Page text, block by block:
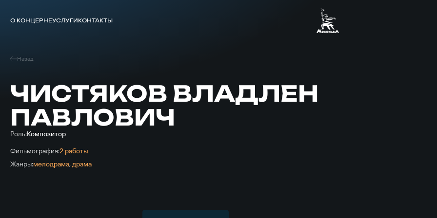
О КОНЦЕРНЕУСЛУГИКОНТАКТЫ
Назад
ЧИСТЯКОВ ВЛАДЛЕН
ПАВЛОВИЧ
Роль:Композитор
Фильмография:2 работы
Жанры:мелодрама,драма